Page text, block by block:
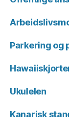
Parkering og
Ukulelen
Kanarisk